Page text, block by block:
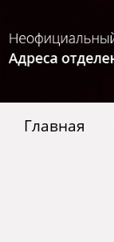
Главная